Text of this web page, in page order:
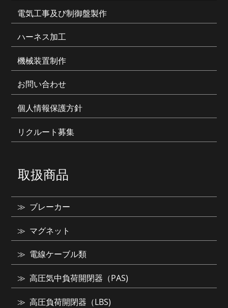
電気工事及び制御盤製作
ハーネス加工
機械装置制作
お問い合わせ
個人情報保護方針
リクルート募集
取扱商品
ブレーカー
マグネット
電線ケーブル類
高圧気中負荷開閉器（PAS)
高圧負荷開閉器（LBS)